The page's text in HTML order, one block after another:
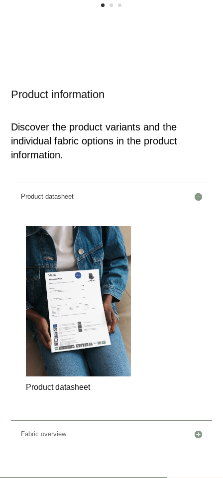
Product information
Discover the product variants and the
individual fabric options in the product
information.
Product datasheet
Product datasheet
Fabric overview